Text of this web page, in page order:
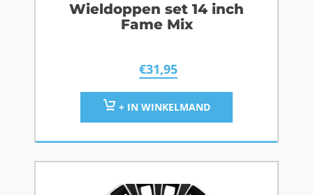
Wieldoppen set 14 inch
Fame Mix
€31,95
+ IN WINKELMAND